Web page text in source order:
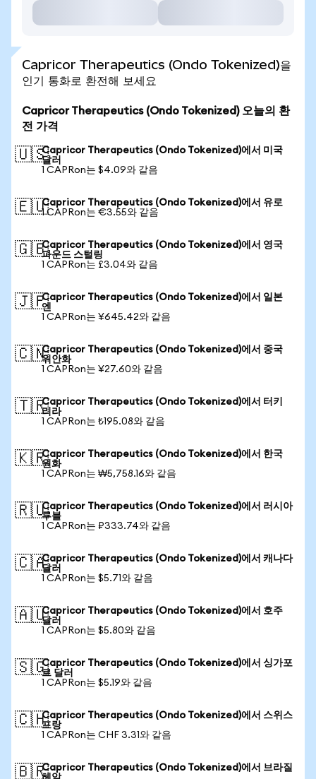
Capricor Therapeutics (Ondo Tokenized)을
인기 통화로 환전해 보세요
Capricor Therapeutics (Ondo Tokenized) 오늘의 환
전 가격
🇺🇸Capricor Therapeutics (Ondo Tokenized)에서 미국
달러
1 CAPRon는 $4.09와 같음
🇪🇺Capricor Therapeutics (Ondo Tokenized)에서 유로
1 CAPRon는 €3.55와 같음
🇬🇧Capricor Therapeutics (Ondo Tokenized)에서 영국
파운드 스털링
1 CAPRon는 £3.04와 같음
🇯🇵Capricor Therapeutics (Ondo Tokenized)에서 일본
엔
1 CAPRon는 ¥645.42와 같음
🇨🇳Capricor Therapeutics (Ondo Tokenized)에서 중국
위안화
1 CAPRon는 ¥27.60와 같음
🇹🇷Capricor Therapeutics (Ondo Tokenized)에서 터키
리라
1 CAPRon는 ₺195.08와 같음
🇰🇷Capricor Therapeutics (Ondo Tokenized)에서 한국
원화
1 CAPRon는 ₩5,758.16와 같음
🇷🇺Capricor Therapeutics (Ondo Tokenized)에서 러시아
루블
1 CAPRon는 ₽333.74와 같음
🇨🇦Capricor Therapeutics (Ondo Tokenized)에서 캐나다
달러
1 CAPRon는 $5.71와 같음
🇦🇺Capricor Therapeutics (Ondo Tokenized)에서 호주
달러
1 CAPRon는 $5.80와 같음
🇸🇬Capricor Therapeutics (Ondo Tokenized)에서 싱가포
르 달러
1 CAPRon는 $5.19와 같음
🇨🇭Capricor Therapeutics (Ondo Tokenized)에서 스위스
프랑
1 CAPRon는 CHF 3.31와 같음
🇧🇷Capricor Therapeutics (Ondo Tokenized)에서 브라질